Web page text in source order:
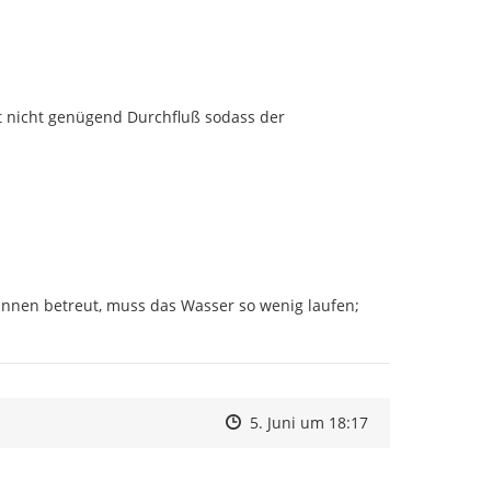
genügend Durchfluß sodass der
betreut, muss das Wasser so wenig laufen;
Zeitpunkt des Erstellens
Zeitpunkt des Erstellens
5. Juni um 18:17Zur Äußerung